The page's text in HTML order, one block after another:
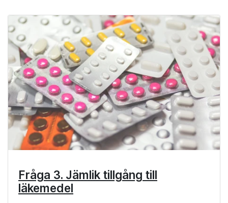
Fråga 3. Jämlik tillgång till
läkemedel